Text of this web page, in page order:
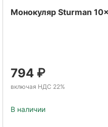
Монокуляр Sturman
794 ₽
включая НДС 22%
В наличии